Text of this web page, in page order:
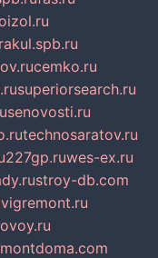
cemko.ru
superiorsearch.ru
senovosti.ru
technosaratov.ru
227gp.ruwes-ex.ru
stroy-db.com